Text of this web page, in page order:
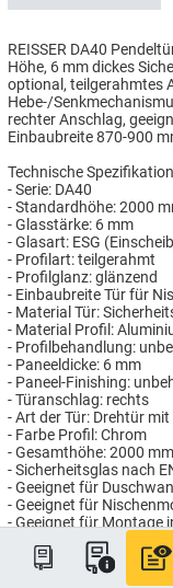
REISSER DA40
Höhe, 6 mm dickes
optional, teilgerahmtes
Hebe-/
rechter Anschlag,
Einbaubreite 870-900
Technische
- Serie: DA40
- Standardhöhe: 2000
- Glasstärke: 6 mm
- Glasart: ESG
- Profilart: teilgerahmt
- Profilglanz: glänzend
- Einbaubreite Tür für
- Material Tür:
- Material Profil:
- Profilbehandlung:
- Paneeldicke: 6 mm
- Paneel-Finishing:
- Türanschlag: rechts
- Art der Tür: Drehtür mit
- Farbe Profil: Chrom
- Gesamthöhe: 2000 mm
- Sicherheitsglas nach
- Geeignet für
- Geeignet für
- Geeignet für Montage
- Geeignet für
- Pendeltür: ja